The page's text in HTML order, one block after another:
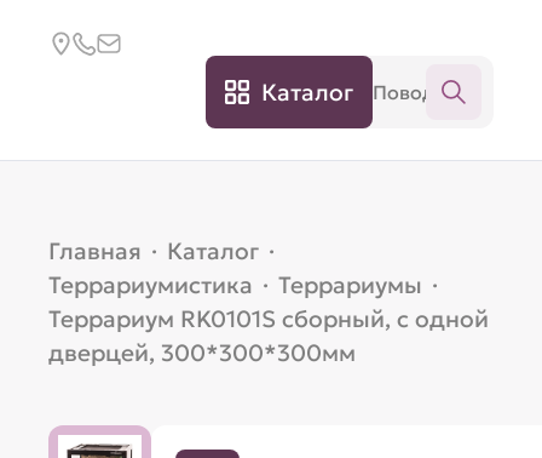
Каталог
Главная · Каталог ·
Террариумистика · Террариумы ·
Террариум RK0101S сборный, с одной
дверцей, 300*300*300мм